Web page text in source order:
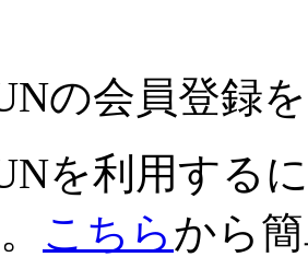
の会員登録
を利用する
こちらから